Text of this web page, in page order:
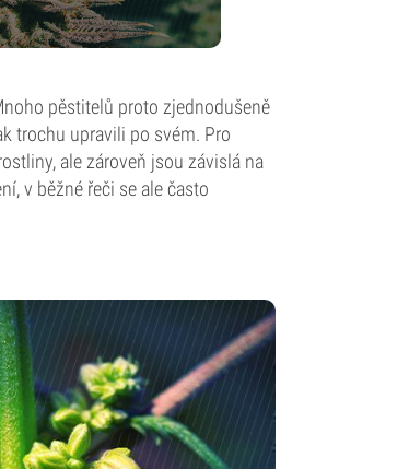
pěstitelů proto zjednodušeně
trochu upravili po svém. Pro
ale zároveň jsou závislá na
v běžné řeči se ale často